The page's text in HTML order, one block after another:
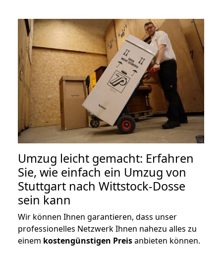
Umzug leicht gemacht: Erfahren
Sie, wie einfach ein Umzug von
Stuttgart nach Wittstock-Dosse
sein kann
Wir können Ihnen garantieren, dass unser
professionelles Netzwerk Ihnen nahezu alles zu
einem kostengünstigen Preisanbieten können.